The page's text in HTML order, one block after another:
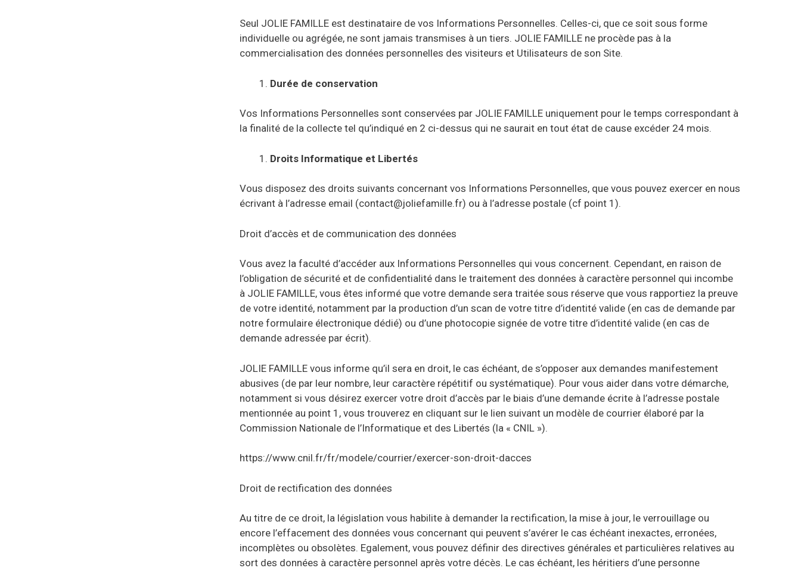
Seul JOLIE FAMILLE est destinataire de vos Informations Personnelles. Celles-ci, que ce soit sous forme
individuelle ou agrégée, ne sont jamais transmises à un tiers. JOLIE FAMILLE ne procède pas à la
commercialisation des données personnelles des visiteurs et Utilisateurs de son Site.
Durée de conservation
Vos Informations Personnelles sont conservées par JOLIE FAMILLE uniquement pour le temps correspondant à
la finalité de la collecte tel qu’indiqué en 2 ci-dessus qui ne saurait en tout état de cause excéder 24 mois.
Droits Informatique et Libertés
Vous disposez des droits suivants concernant vos Informations Personnelles, que vous pouvez exercer en nous
écrivant à l’adresse email (contact@joliefamille.fr) ou à l’adresse postale (cf point 1).
Droit d’accès et de communication des données
Vous avez la faculté d’accéder aux Informations Personnelles qui vous concernent. Cependant, en raison de
l’obligation de sécurité et de confidentialité dans le traitement des données à caractère personnel qui incombe
à JOLIE FAMILLE, vous êtes informé que votre demande sera traitée sous réserve que vous rapportiez la preuve
de votre identité, notamment par la production d’un scan de votre titre d’identité valide (en cas de demande par
notre formulaire électronique dédié) ou d’une photocopie signée de votre titre d’identité valide (en cas de
demande adressée par écrit).
JOLIE FAMILLE vous informe qu’il sera en droit, le cas échéant, de s’opposer aux demandes manifestement
abusives (de par leur nombre, leur caractère répétitif ou systématique). Pour vous aider dans votre démarche,
notamment si vous désirez exercer votre droit d’accès par le biais d’une demande écrite à l’adresse postale
mentionnée au point 1, vous trouverez en cliquant sur le lien suivant un modèle de courrier élaboré par la
Commission Nationale de l’Informatique et des Libertés (la « CNIL »).
https://www.cnil.fr/fr/modele/courrier/exercer-son-droit-dacces
Droit de rectification des données
Au titre de ce droit, la législation vous habilite à demander la rectification, la mise à jour, le verrouillage ou
encore l’effacement des données vous concernant qui peuvent s’avérer le cas échéant inexactes, erronées,
incomplètes ou obsolètes. Egalement, vous pouvez définir des directives générales et particulières relatives au
sort des données à caractère personnel après votre décès. Le cas échéant, les héritiers d’une personne